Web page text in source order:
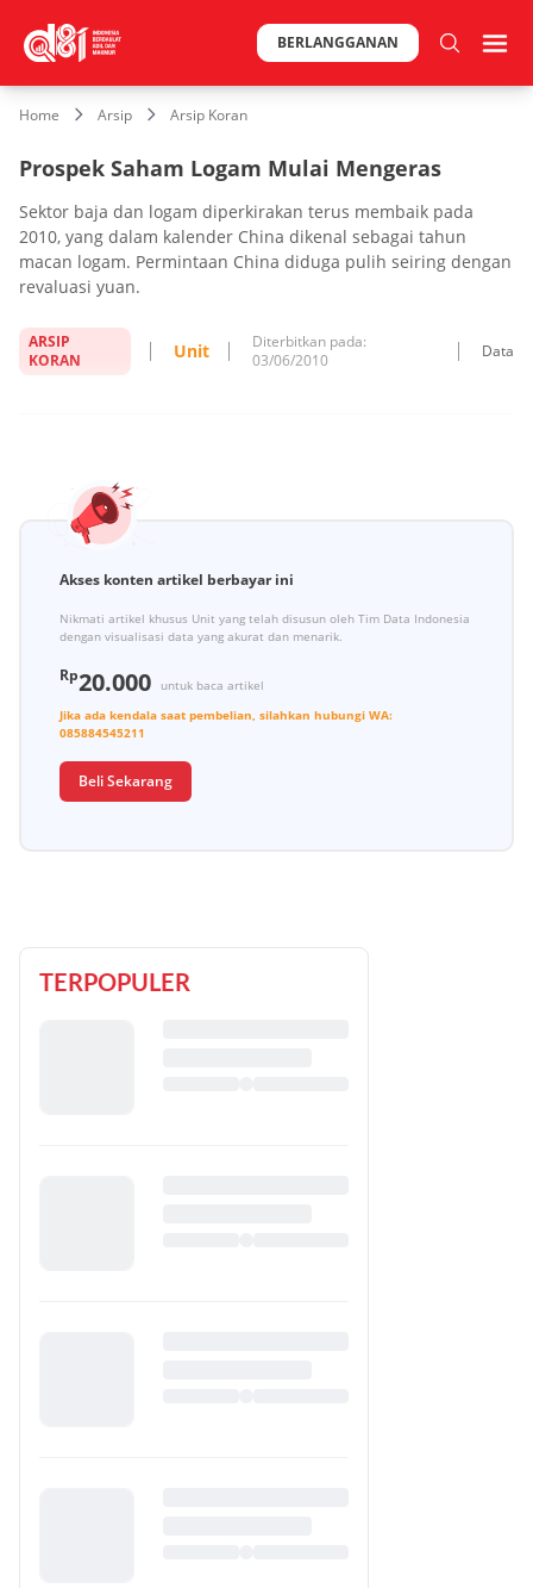
BERLANGGANAN
Home Arsip Arsip Koran
Prospek Saham Logam Mulai Mengeras
Sektor baja dan logam diperkirakan terus membaik pada
2010, yang dalam kalender China dikenal sebagai tahun
macan logam. Permintaan China diduga pulih seiring dengan
revaluasi yuan.
ARSIP
KORAN
Unit
Diterbitkan pada:
03/06/2010
Data
Akses konten artikel berbayar ini
Nikmati artikel khusus Unit yang telah disusun oleh Tim Data Indonesia
dengan visualisasi data yang akurat dan menarik.
Rp20.000
untuk baca artikel
Jika ada kendala saat pembelian, silahkan hubungi WA:
085884545211
Beli Sekarang
TERPOPULER